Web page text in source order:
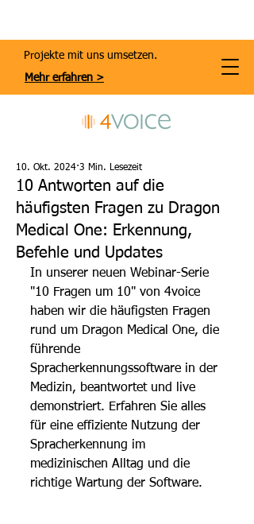
Projekte mit uns umsetzen.
Mehr erfahren >
10 Antworten auf die
häufigsten Fragen zu Dragon
Medical One: Erkennung,
Befehle und Updates
10. Okt. 2024 3 Min. Lesezeit
In unserer neuen Webinar-Serie
"10 Fragen um 10" von 4voice
haben wir die häufigsten Fragen
rund um Dragon Medical One, die
führende
Spracherkennungssoftware in der
Medizin, beantwortet und live
demonstriert. Erfahren Sie alles
für eine effiziente Nutzung der
Spracherkennung im
medizinischen Alltag und die
richtige Wartung der Software.